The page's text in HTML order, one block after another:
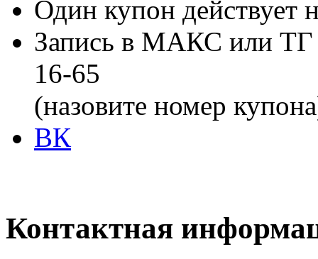
Один купон действует
Запись в МАКС или ТГ
16-65
(назовите номер
ВК
Контактная